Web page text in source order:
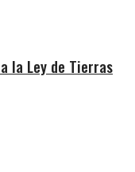
la Ley de Tierras